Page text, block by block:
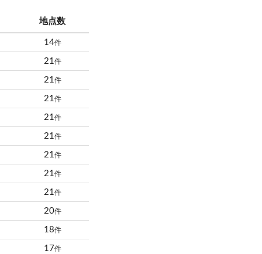
地点数
14件
21件
21件
21件
21件
21件
21件
21件
21件
20件
18件
17件